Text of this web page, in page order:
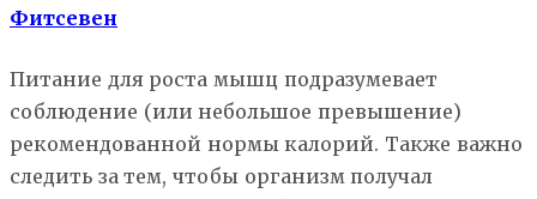
Фитсевен
Питание для роста мышц подразумевает
соблюдение (или небольшое превышение)
рекомендованной нормы калорий. Также важно
следить за тем, чтобы организм получал